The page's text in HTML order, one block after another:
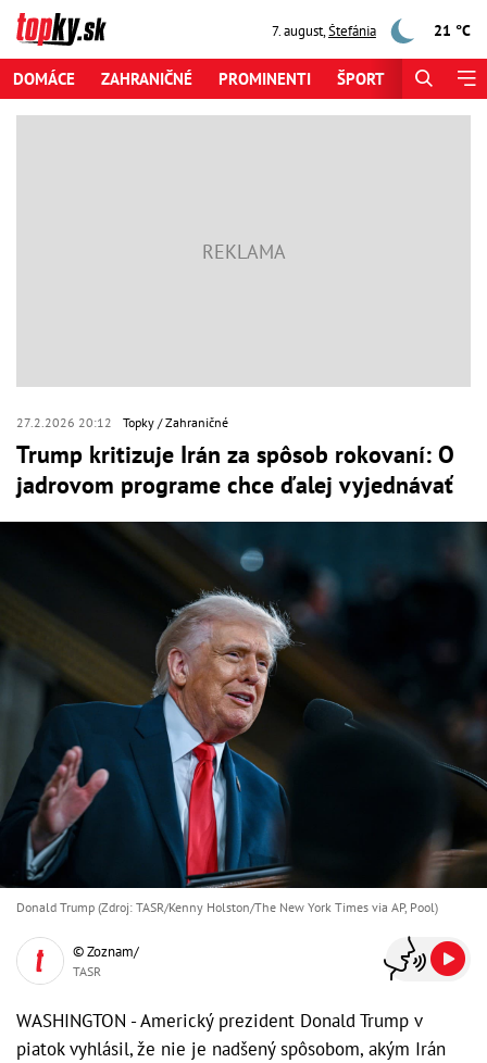
7. august,Štefánia 21 °C
DOMÁCE ZAHRANIČNÉ PROMINENTI ŠPORT
27.2.2026 20:12 Topky Zahraničné
Trump kritizuje Irán za spôsob rokovaní: O
jadrovom programe chce ďalej vyjednávať
Donald Trump (Zdroj: TASR/Kenny Holston/The New York Times via AP, Pool)
© Zoznam/
TASR
WASHINGTON - Americký prezident Donald Trump v
piatok vyhlásil, že nie je nadšený spôsobom, akým Irán